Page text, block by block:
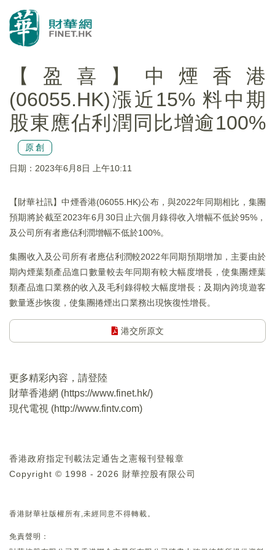
【盈喜】中煙香港
(06055.HK)漲近15% 料中期
股東應佔利潤同比增逾100%
原創
日期：2023年6月8日 上午10:11
【財華社訊】中煙香港(06055.HK)公布，與2022年同期相比，集團
預期將於截至2023年6月30日止六個月錄得收入增幅不低於95%，
及公司所有者應佔利潤增幅不低於100%。
集團收入及公司所有者應佔利潤較2022年同期預期增加，主要由於
期內煙葉類產品進口數量較去年同期有較大幅度增長，使集團煙葉
類產品進口業務的收入及毛利錄得較大幅度增長；及期內跨境遊客
數量逐步恢復，使集團捲煙出口業務出現恢復性增長。
港交所原文
更多精彩內容，請登陸
財華香港網 (https://www.finet.hk/)
現代電視 (http://www.fintv.com)
香港政府指定刊載法定通告之憲報刊登報章
Copyright © 1998 - 2026 財華控股有限公司
香港財華社版權所有,未經同意不得轉載。
免責聲明：